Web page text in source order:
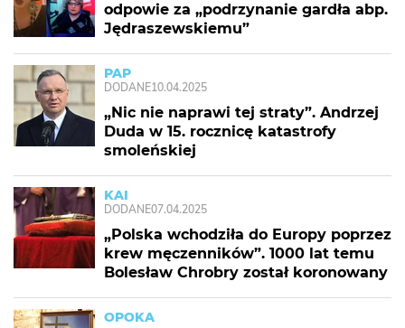
odpowie za „podrzynanie gardła abp.
Jędraszewskiemu”
PAP
DODANE10.04.2025
„Nic nie naprawi tej straty”. Andrzej
Duda w 15. rocznicę katastrofy
smoleńskiej
KAI
DODANE07.04.2025
„Polska wchodziła do Europy poprzez
krew męczenników”. 1000 lat temu
Bolesław Chrobry został koronowany
OPOKA